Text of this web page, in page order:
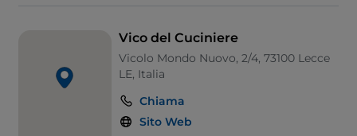
Vico del Cuciniere
Vicolo Mondo Nuovo, 2/4, 73100 Lecce
LE, Italia
Chiama
Sito Web